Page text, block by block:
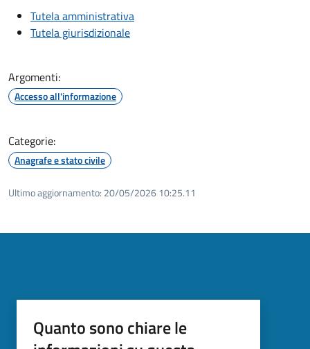
Tutela amministrativa
Tutela giurisdizionale
Argomenti:
Accesso all'informazione
Categorie:
Anagrafe e stato civile
Ultimo aggiornamento: 20/05/2026 10:25.11
Quanto sono chiare le